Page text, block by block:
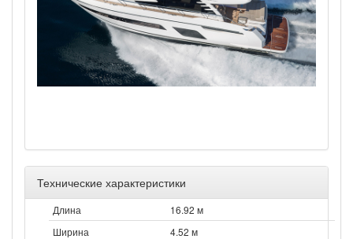
Технические характеристики
Длина
16.92 м
Ширина
4.52 м